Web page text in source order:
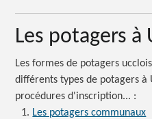
Les potagers à
Les formes de potagers
différents types de potagers
procédures d'inscription... :
Les potagers communaux